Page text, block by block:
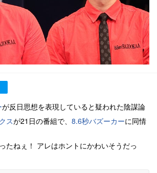
が反日思想を表現していると疑われた陰謀論
スが21日の番組で、 8.6秒バズーカーに同情
たねぇ！ アレはホントにかわいそうだっ